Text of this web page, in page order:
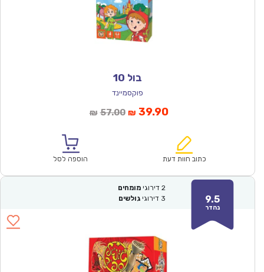
בול 10
פוקסמיינד
₪ 57.00המחיר
₪57.00.
₪ 39.90המחיר
הוא:
כתוב חוות דעת הוספה לסל
9.5
נהדר
2 דירוגי מומחים
3 דירוגי גולשים